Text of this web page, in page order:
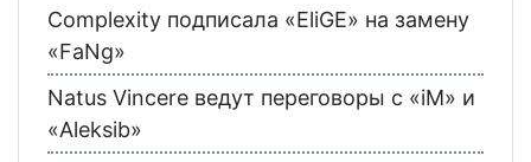
Complexity подписала «EliGE» на замену
«FaNg»
Natus Vincere ведут переговоры с «iM» и
«Aleksib»